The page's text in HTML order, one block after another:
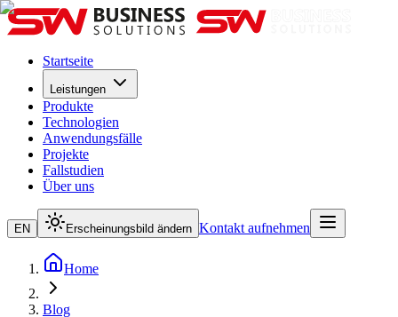
Startseite
Leistungen
Produkte
Technologien
Anwendungsfälle
Projekte
Fallstudien
Über uns
EN Erscheinungsbild ändern Kontakt aufnehmen
Home
Blog